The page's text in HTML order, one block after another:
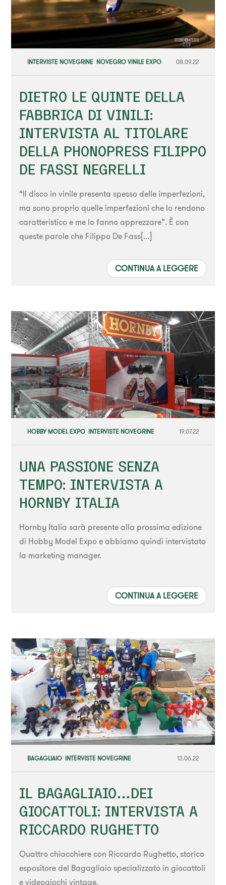
INTERVISTE NOVEGRINE NOVEGRO VINILE EXPO 08.09.22
DIETRO LE QUINTE DELLA
FABBRICA DI VINILI:
INTERVISTA AL TITOLARE
DELLA PHONOPRESS FILIPPO
DE FASSI NEGRELLI
“Il disco in vinile presenta spesso delle imperfezioni,
ma sono proprio quelle imperfezioni che lo rendono
caratteristico e me lo fanno apprezzare”. È con
queste parole che Filippo De Fass[...]
CONTINUA A LEGGERE
HOBBY MODEL EXPO INTERVISTE NOVEGRINE 19.07.22
UNA PASSIONE SENZA
TEMPO: INTERVISTA A
HORNBY ITALIA
Hornby Italia sarà presente alla prossima edizione
di Hobby Model Expo e abbiamo quindi intervistato
la marketing manager.
CONTINUA A LEGGERE
BAGAGLIAIO INTERVISTE NOVEGRINE 13.06.22
IL BAGAGLIAIO…DEI
GIOCATTOLI: INTERVISTA A
RICCARDO RUGHETTO
Quattro chiacchiere con Riccardo Rughetto, storico
espositore del Bagagliaio specializzato in giocattoli
e videogiochi vintage.